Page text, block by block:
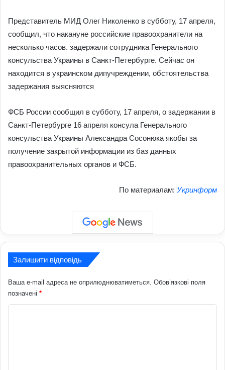
Представитель МИД Олег Николенко в субботу, 17 апреля,
сообщил, что накануне российские правоохранители на
несколько часов. задержали сотрудника Генерального
консульства Украины в Санкт-Петербурге. Сейчас он
находится в украинском дипучреждении, обстоятельства
задержания выясняются
ФСБ России сообщил в субботу, 17 апреля, о задержании в
Санкт-Петербурге 16 апреля консула Генерального
консульства Украины Александра Сосонюка якобы за
получение закрытой информации из баз данных
правоохранительных органов и ФСБ.
По материалам: Укринформ
Залишити відповідь
Ваша e-mail адреса не оприлюднюватиметься. Обов’язкові поля
позначені *